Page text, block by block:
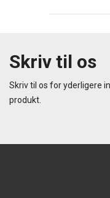
Skriv til os
Skriv til os for yderligere
produkt.